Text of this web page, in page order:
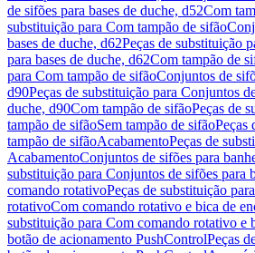
de sifões para bases de duche, d52Com
substituição para Com tampão de sifão
bases de duche, d62Peças de substituição
para bases de duche, d62Com tampão de
para Com tampão de sifãoConjuntos de
d90Peças de substituição para Conjuntos
duche, d90Com tampão de sifãoPeças de
tampão de sifãoSem tampão de sifãoPeças
tampão de sifãoAcabamentoPeças de
AcabamentoConjuntos de sifões para
substituição para Conjuntos de sifões para
comando rotativoPeças de substituição
rotativoCom comando rotativo e bica de
substituição para Com comando rotativo e
botão de acionamento PushControlPeças